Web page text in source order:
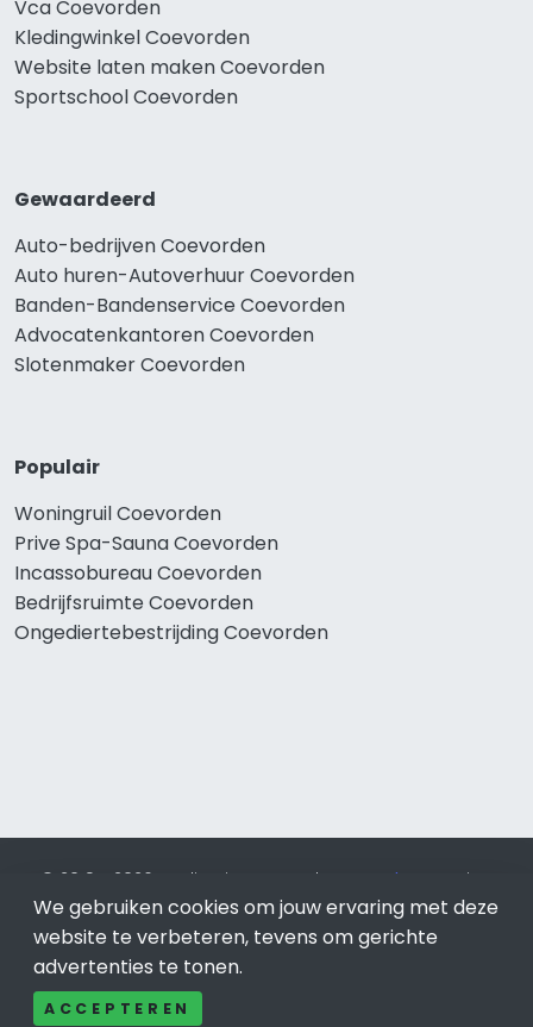
Vca Coevorden
Kledingwinkel Coevorden
Website laten maken Coevorden
Sportschool Coevorden
Gewaardeerd
Auto-bedrijven Coevorden
Auto huren-Autoverhuur Coevorden
Banden-Bandenservice Coevorden
Advocatenkantoren Coevorden
Slotenmaker Coevorden
Populair
Woningruil Coevorden
Prive Spa-Sauna Coevorden
Incassobureau Coevorden
Bedrijfsruimte Coevorden
Ongediertebestrijding Coevorden
© 2019 - 2026 Realisatie en SEO door SEO-bureau
Lion
Internet. Betaal alleen voor bewezen resultaten?SEO
optimalisatie No Cure No Pay.Coevordenis onderdeel van
Lion Internet.
We gebruiken cookies om jouw ervaring met deze
website te verbeteren, tevens om gerichte
advertenties te tonen.
ACCEPTEREN